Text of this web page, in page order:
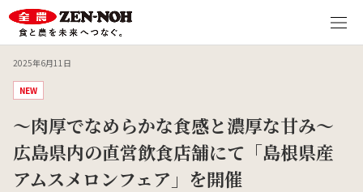
2025年6月11日
NEW
～肉厚でなめらかな食感と濃厚な甘み～
広島県内の直営飲食店舗にて「島根県産
アムスメロンフェア」を開催